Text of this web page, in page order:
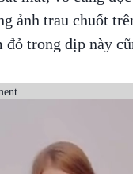
ảnh trau chuốt
đỏ trong dịp này